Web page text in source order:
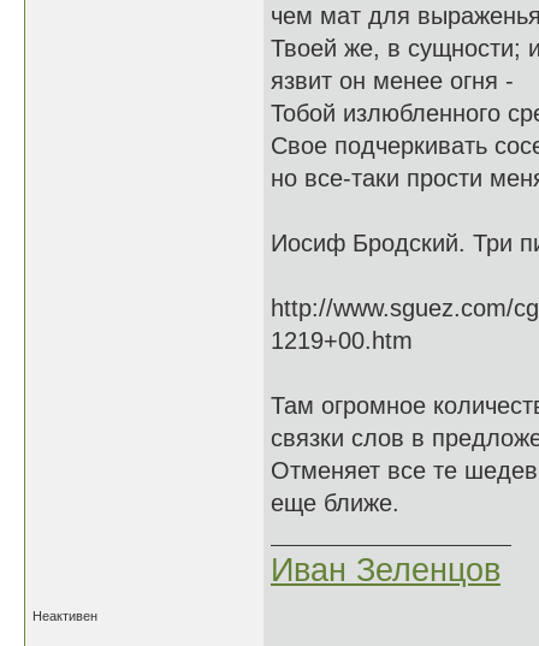
чем мат для
Твоей же, в сущности;
язвит он менее огня -
Тобой излюбленного
Свое подчеркивать
но все-таки прости
Иосиф Бродский. Три
http://www.sguez.com/
1219+00.htm
Там огромное
связки слов в
Отменяет все те
еще ближе.
Иван Зеленцов
Неактивен